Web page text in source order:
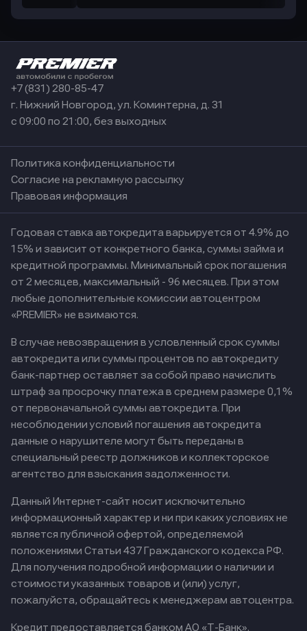
+7 (831) 280-85-47
г. Нижний Новгород, ул. Коминтерна, д. 31
с 09:00 по 21:00, без выходных
Политика конфиденциальности
Согласие на рекламную рассылку
Правовая информация
Годовая ставка автокредита варьируется от 4.9% до
15% и зависит от конкретного банка, суммы займа и
кредитной программы. Минимальный срок погашения
от 2 месяцев, максимальный - 96 месяцев. При этом
любые дополнительные комиссии автоцентром
«PREMIER» не взимаются.
В случае невозвращения в условленный срок суммы
автокредита или суммы процентов по автокредиту
банк-партнер оставляет за собой право начислить
штраф за просрочку платежа в среднем размере 0,1%
от первоначальной суммы автокредита. При
несоблюдении условий погашения автокредита
данные о нарушителе могут быть переданы в
специальный реестр должников и коллекторское
агентство для взыскания задолженности.
Данный Интернет-сайт носит исключительно
информационный характер и ни при каких условиях не
является публичной офертой, определяемой
положениями Статьи 437 Гражданского кодекса РФ.
Для получения подробной информации о наличии и
стоимости указанных товаров и (или) услуг,
пожалуйста, обращайтесь к менеджерам автоцентра.
Кредит предоставляется банком АО «Т-Банк».